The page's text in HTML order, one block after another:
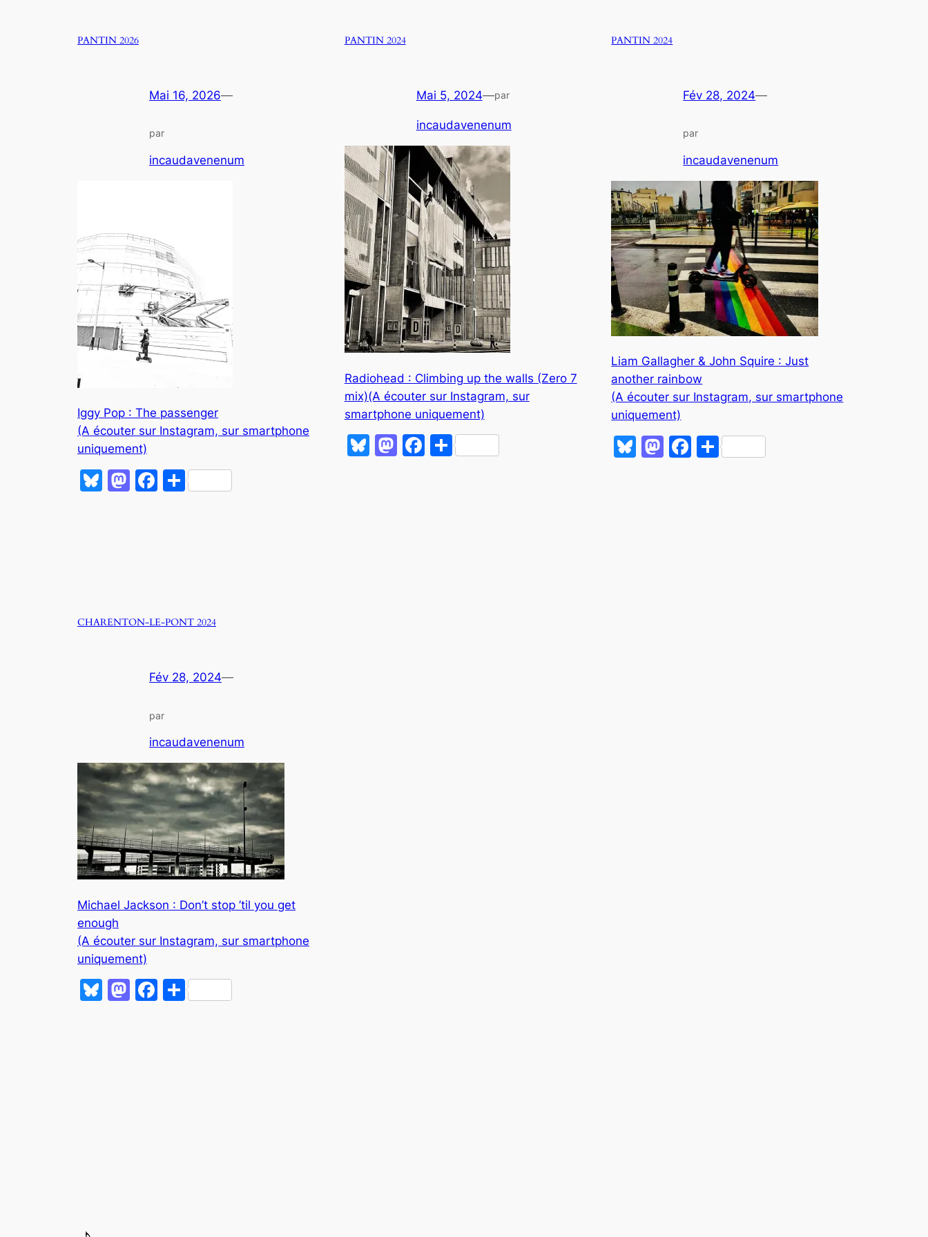
PANTIN 2026
Mai 16, 2026—
par
incaudavenenum
Iggy Pop : The passenger
(A écouter sur Instagram, sur smartphone
uniquement)
Bluesky
Mastodon
Facebook
Partager
PANTIN 2024
Mai 5, 2024—par
incaudavenenum
Radiohead : Climbing up the walls (Zero 7
mix)(A écouter sur Instagram, sur
smartphone uniquement)
Bluesky
Mastodon
Facebook
Partager
PANTIN 2024
Fév 28, 2024—
par
incaudavenenum
Liam Gallagher & John Squire : Just
another rainbow
(A écouter sur Instagram, sur smartphone
uniquement)
Bluesky
Mastodon
Facebook
Partager
CHARENTON-LE-PONT 2024
Fév 28, 2024—
par
incaudavenenum
Michael Jackson : Don’t stop ’til you get
enough
(A écouter sur Instagram, sur smartphone
uniquement)
Bluesky
Mastodon
Facebook
Partager